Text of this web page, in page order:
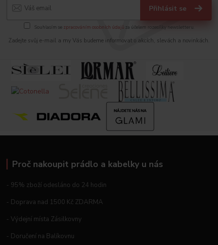
Přihlásit se
Souhlasím se zpracováním osobních údajů za účelem rozesílky newsletteru.
Zadejte svůj e-mail a my Vás budeme informovat o akcích, slevách a novinkách.
Proč nakoupit prádlo a kabelky u nás
- 95% zboží odesláno do 24 hodin
- Doprava nad 1500 Kč ZDARMA
- Výdejní místa Zásilkovny
- Doručení na Balíkovnu